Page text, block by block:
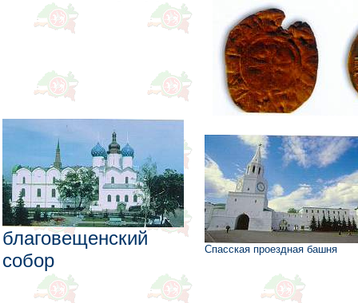
благовещенский
собор
Спасская проездная башня